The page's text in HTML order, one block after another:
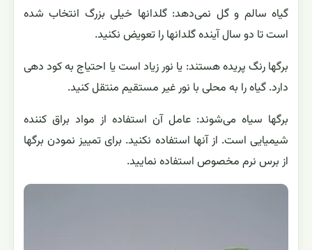
گیاه سالم و گل نمی‌دهد: گلدانها خیلی بزرگ انتخاب شده
است تا دو سال آینده گلدانها را تعویض نکنید.
برگها رنگ پریده هستند: یا نور زیاد است یا احتیاج به کود دهی
دارد. گیاه را به محلی با نور غیر مستقیم منتقل کنید.
برگها سیاه می‌شوند: عامل آن استفاده از مواد براق کننده
شیمیایی است. از آنها استفاده نکنید. برای تمییز نمودن برگها
از برس نرم مخصوص استفاده نمایید.